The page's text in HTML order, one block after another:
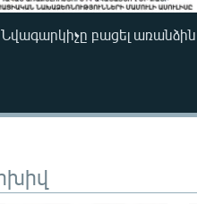
Նվագարկիչը բացել